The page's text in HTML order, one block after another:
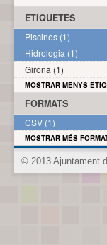
ETIQUETES
Piscines (1)
Hidrologia (1)
Girona (1)
MOSTRAR MENYS
FORMATS
CSV (1)
MOSTRAR MÉS
© 2013 Ajuntament